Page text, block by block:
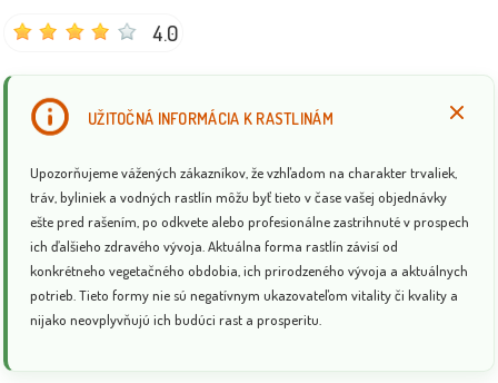
4.0
UŽITOČNÁ INFORMÁCIA K RASTLINÁM
Upozorňujeme vážených zákazníkov, že vzhľadom na charakter trvaliek,
tráv, byliniek a vodných rastlín môžu byť tieto v čase vašej objednávky
ešte pred rašením, po odkvete alebo profesionálne zastrihnuté v prospech
ich ďalšieho zdravého vývoja. Aktuálna forma rastlín závisí od
konkrétneho vegetačného obdobia, ich prirodzeného vývoja a aktuálnych
potrieb. Tieto formy nie sú negatívnym ukazovateľom vitality či kvality a
nijako neovplyvňujú ich budúci rast a prosperitu.